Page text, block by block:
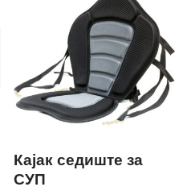
Кајак седиште за
СУП